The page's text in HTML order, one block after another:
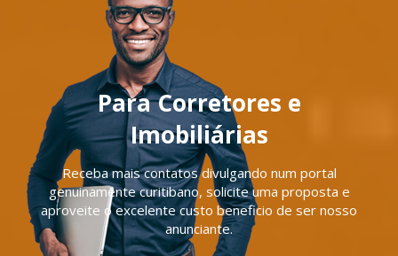
Para Corretores e
Imobiliárias
Receba mais contatos divulgando num portal
genuinamente curitibano, solicite uma proposta e
aproveite o excelente custo beneficio de ser nosso
anunciante.